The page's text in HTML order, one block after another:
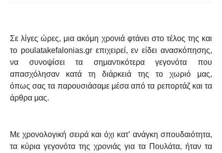
Σε λίγες ώρες, μια ακόμη χρονιά φτάνει στο τέλος της και
το poulatakefalonias.gr επιχειρεί, εν είδει ανασκόπησης,
να συνοψίσει τα σημαντικότερα γεγονότα που
απασχόλησαν κατά τη διάρκειά της το χωριό μας,
όπως σας τα παρουσιάσαμε μέσα από τα ρεπορτάζ και τα
άρθρα μας.
Με χρονολογική σειρά και όχι κατ’ ανάγκη σπουδαιότητα,
τα κύρια γεγονότα της χρονιάς για τα Πουλάτα, ήταν τα